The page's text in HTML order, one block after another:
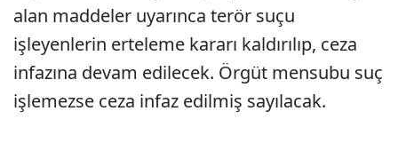
alan maddeler uyarınca terör suçu
işleyenlerin erteleme kararı kaldırılıp, ceza
infazına devam edilecek. Örgüt mensubu suç
işlemezse ceza infaz edilmiş sayılacak.